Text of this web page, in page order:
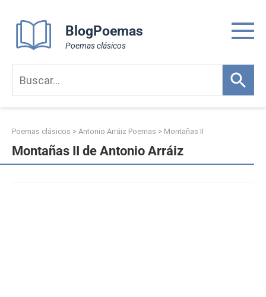
content
BlogPoemas
Poemas clásicos
Poemas clásicos > Antonio Arráiz Poemas > Montañas II
Montañas II de Antonio Arráiz